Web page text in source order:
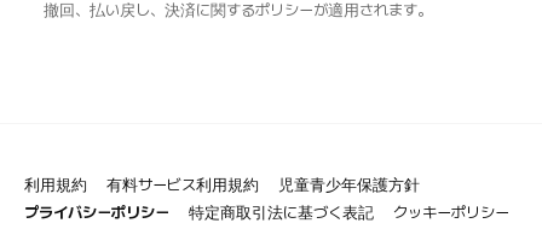
撤回、払い戻し、決済に関するポリシーが適用されます。
利用規約 有料サービス利用規約
児童青少年保護方針
プライバシーポリシー
特定商取引法に基づく表記
クッキーポリシー